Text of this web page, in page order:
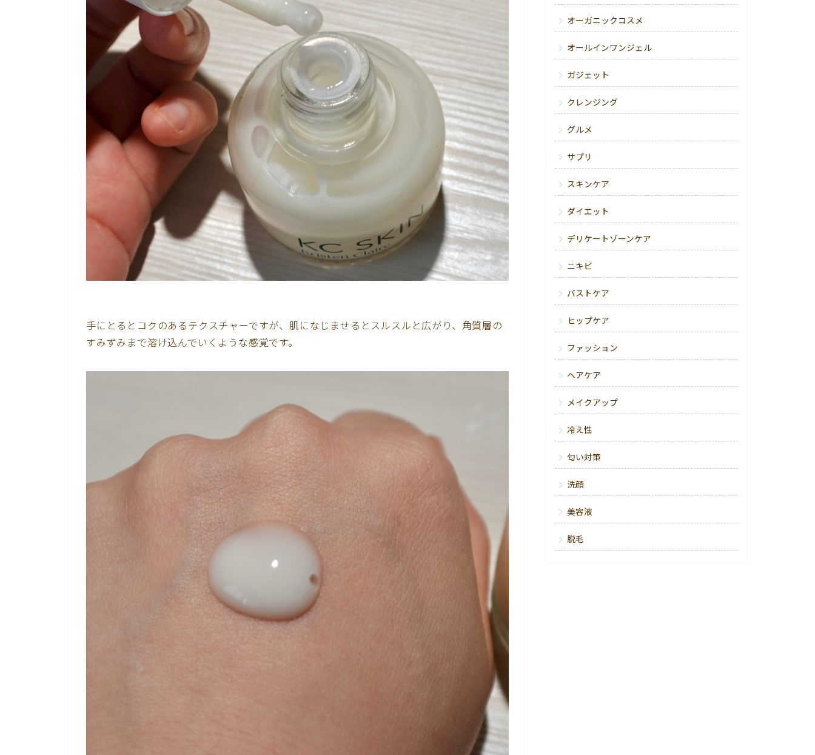
手にとるとコクのあるテクスチャーですが、肌になじませるとスルスルと広がり、角質層の
すみずみまで溶け込んでいくような感覚です。
オーガニックコスメ
オールインワンジェル
ガジェット
クレンジング
グルメ
サプリ
スキンケア
ダイエット
デリケートゾーンケア
ニキビ
バストケア
ヒップケア
ファッション
ヘアケア
メイクアップ
冷え性
匂い対策
洗顔
美容液
脱毛